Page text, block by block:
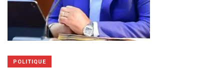
POLITIQUE